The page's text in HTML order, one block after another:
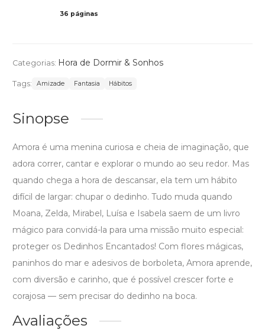
36 páginas
Categorias: Hora de Dormir & Sonhos
Tags: Amizade Fantasia Hábitos
Sinopse
Amora é uma menina curiosa e cheia de imaginação, que
adora correr, cantar e explorar o mundo ao seu redor. Mas
quando chega a hora de descansar, ela tem um hábito
difícil de largar: chupar o dedinho. Tudo muda quando
Moana, Zelda, Mirabel, Luísa e Isabela saem de um livro
mágico para convidá-la para uma missão muito especial:
proteger os Dedinhos Encantados! Com flores mágicas,
paninhos do mar e adesivos de borboleta, Amora aprende,
com diversão e carinho, que é possível crescer forte e
corajosa — sem precisar do dedinho na boca.
Avaliações